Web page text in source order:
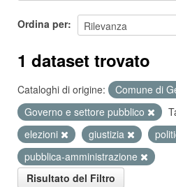
Ordina per
1 dataset trovato
Cataloghi di origine: Comune di
Governo e settore pubblico
elezioni
giustizia
pubblica-amministrazione
Risultato del Filtro